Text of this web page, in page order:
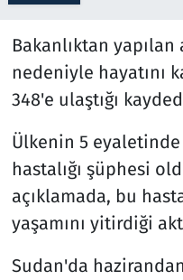
Bakanlıktan
nedeniyle hayatını
348'e ulaştığı
Ülkenin 5 eyaletinde
hastalığı şüphesi
açıklamada, bu
yaşamını yitirdiği
Sudan'da
Seçim 2023
Spor
Teknoloji ve Bilim
Televizyon